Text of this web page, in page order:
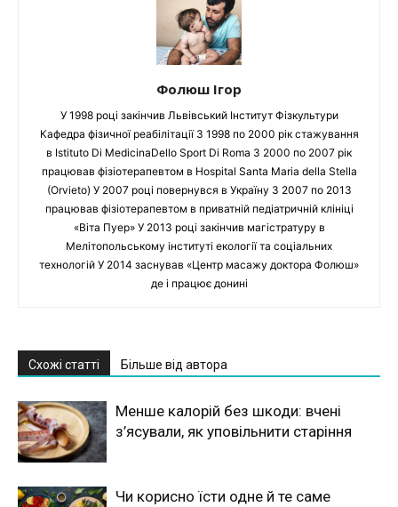
Фолюш Ігор
У 1998 році закінчив Львівський Інститут Фізкультури
Кафедра фізичної реабілітації З 1998 по 2000 рік стажування
в Istituto Di MedicinaDello Sport Di Roma З 2000 по 2007 рік
працював фізіотерапевтом в Hospital Santa Maria della Stella
(Orvieto) У 2007 році повернувся в Україну З 2007 по 2013
працював фізіотерапевтом в приватній педіатричній клініці
«Віта Пуер» У 2013 році закінчив магістратуру в
Мелітопольському інституті екології та соціальних
технологій У 2014 заснував «Центр масажу доктора Фолюш»
де і працює донині
Схожі статті Більше від автора
Менше калорій без шкоди: вчені
з’ясували, як уповільнити старіння
Чи корисно їсти одне й те саме